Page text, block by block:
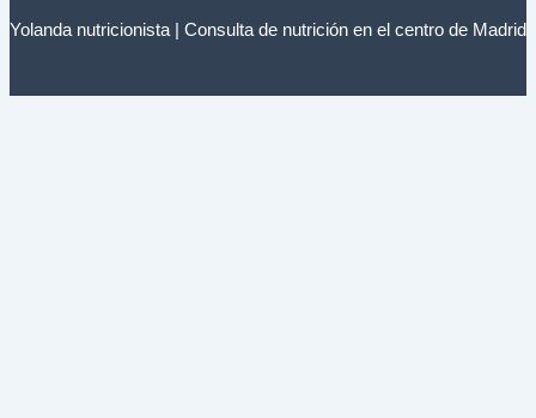
Yolanda nutricionista | Consulta de nutrición en el centro de Madrid